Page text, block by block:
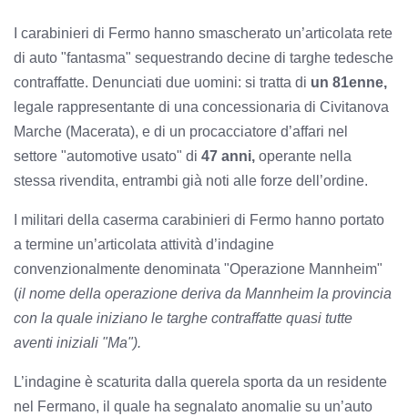
I carabinieri di Fermo hanno smascherato un’articolata rete
di auto "fantasma" sequestrando decine di targhe tedesche
contraffatte. Denunciati due uomini: si tratta di un 81enne,
legale rappresentante di una concessionaria di Civitanova
Marche (Macerata), e di un procacciatore d’affari nel
settore "automotive usato" di 47 anni, operante nella
stessa rivendita, entrambi già noti alle forze dell’ordine.
I militari della caserma carabinieri di Fermo hanno portato
a termine un’articolata attività d’indagine
convenzionalmente denominata "Operazione Mannheim"
(il nome della operazione deriva da Mannheim la provincia
con la quale iniziano le targhe contraffatte quasi tutte
aventi iniziali "Ma").
L’indagine è scaturita dalla querela sporta da un residente
nel Fermano, il quale ha segnalato anomalie su un’auto